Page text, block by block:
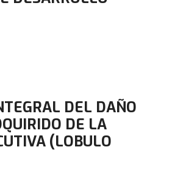
DEL DAÑO
DE LA
(LOBULO